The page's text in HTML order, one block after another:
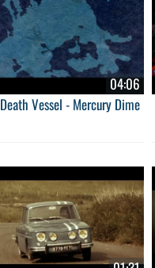
04:06
Death Vessel - Mercury Dime